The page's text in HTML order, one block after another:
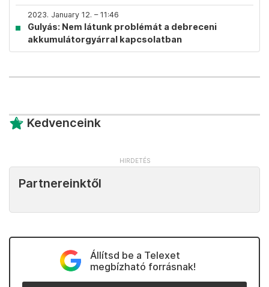
2023. January 12. – 11:46
Gulyás: Nem látunk problémát a debreceni
akkumulátorgyárral kapcsolatban
Kedvenceink
Partnereinktől
Állítsd be a Telexet
megbízható forrásnak!